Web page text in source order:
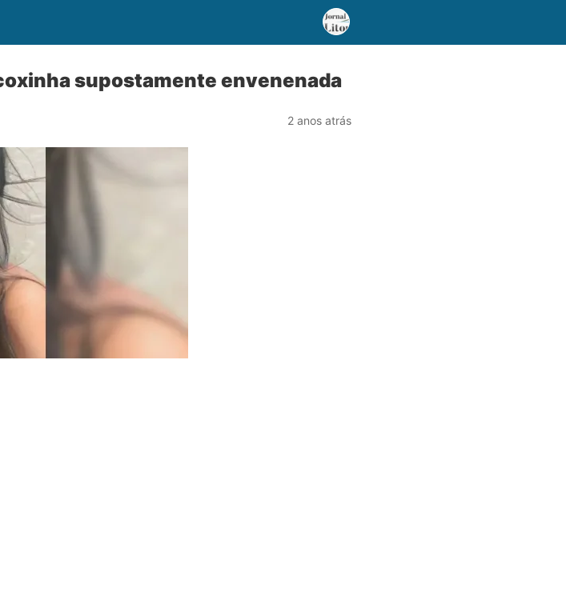
supostamente envenenada
2 anos atrás